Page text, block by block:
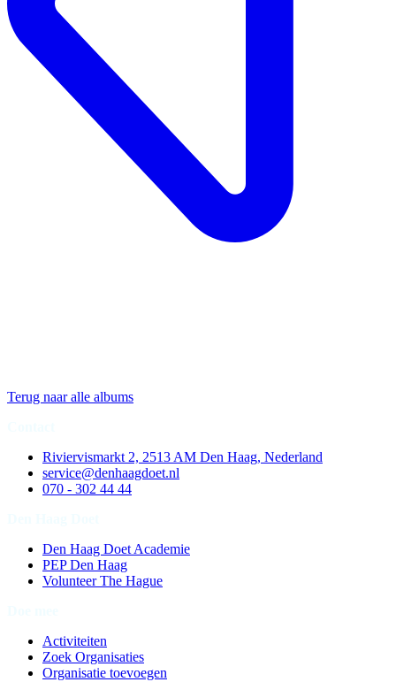
Terug naar alle albums
Riviervismarkt 2, 2513 AM Den Haag, Nederland
service@denhaagdoet.nl
070 - 302 44 44
Den Haag Doet Academie
PEP Den Haag
Volunteer The Hague
Activiteiten
Zoek Organisaties
Organisatie toevoegen